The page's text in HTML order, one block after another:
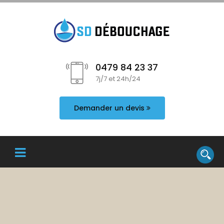
0479 84 23 37
7j/7 et 24h/24
Demander un devis